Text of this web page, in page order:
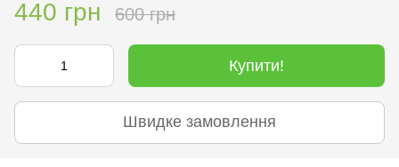
440 грн 600 грн
Купити!
Швидке замовлення